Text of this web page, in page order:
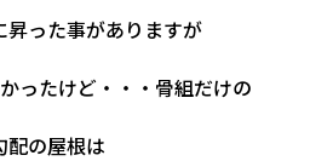
った事がありますが
ったけど・・・骨組だけの
配の屋根は